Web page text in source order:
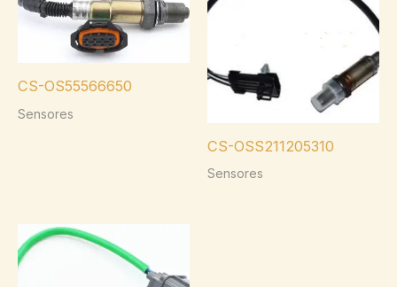
CS-OS55566650
Sensores
CS-OSS211205310
Sensores